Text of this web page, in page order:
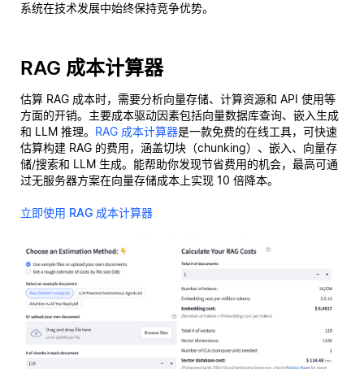
系统在技术发展中始终保持竞争优势。
RAG 成本计算器
估算 RAG 成本时，需要分析向量存储、计算资源和 API 使用等
方面的开销。主要成本驱动因素包括向量数据库查询、嵌入生成
和 LLM 推理。 RAG 成本计算器是一款免费的在线工具，可快速
估算构建 RAG 的费用，涵盖切块（chunking）、嵌入、向量存
储/搜索和 LLM 生成。能帮助你发现节省费用的机会，最高可通
过无服务器方案在向量存储成本上实现 10 倍降本。
立即使用 RAG 成本计算器